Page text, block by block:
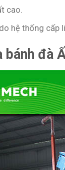
cao.
hệ thống cấp
bánh đà